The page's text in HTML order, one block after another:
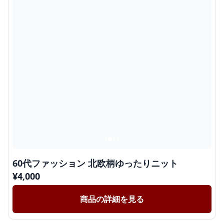
60代ファッション 北欧柄ゆったりニット
¥4,000
商品の詳細を見る